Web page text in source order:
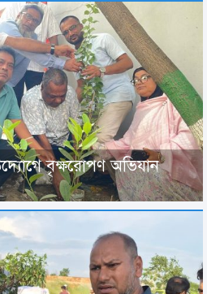
বৃক্ষরোপণ অভিযান